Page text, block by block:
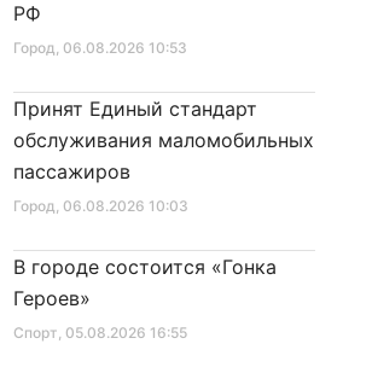
Город, 06.08.2026 10:53
РФ
Город, 06.08.2026 10:03
Принят Единый стандарт
обслуживания маломобильных
пассажиров
Спорт, 05.08.2026 16:55
В городе состоится «Гонка
Героев»